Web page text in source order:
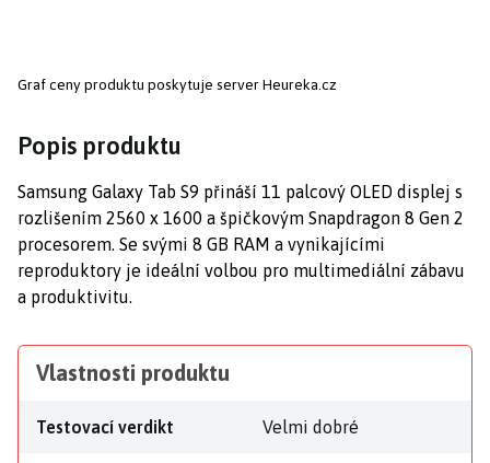
Graf ceny produktu poskytuje server Heureka.cz
Popis produktu
Samsung Galaxy Tab S9 přináší 11 palcový OLED displej s
rozlišením 2560 x 1600 a špičkovým Snapdragon 8 Gen 2
procesorem. Se svými 8 GB RAM a vynikajícími
reproduktory je ideální volbou pro multimediální zábavu
a produktivitu.
Vlastnosti produktu
Testovací verdikt Velmi dobré